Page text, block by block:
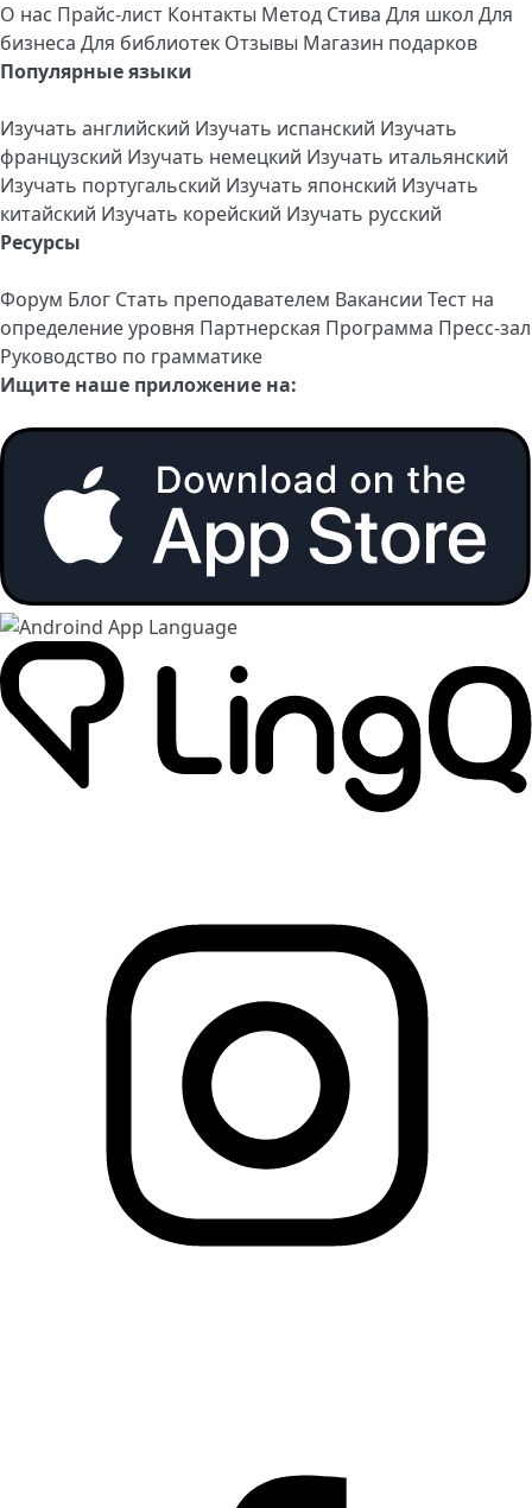
О нас Прайс-лист Контакты Метод Стива Для школ Для
бизнеса Для библиотек Отзывы Магазин подарков
Популярные языки
Изучать английский Изучать испанский Изучать
французский Изучать немецкий Изучать итальянский
Изучать португальский Изучать японский Изучать
китайский Изучать корейский Изучать русский
Ресурсы
Форум Блог Стать преподавателем Вакансии Тест на
определение уровня Партнерская Программа Пресс-зал
Руководство по грамматике
Ищите наше приложение на: